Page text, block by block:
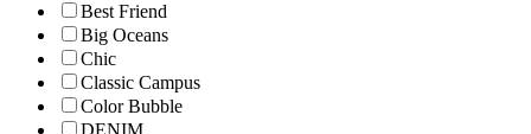
Best Friend
Big Oceans
Chic
Classic Campus
Color Bubble